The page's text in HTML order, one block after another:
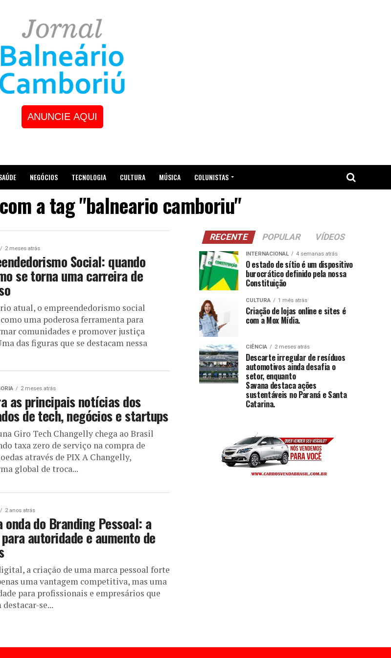
ANUNCIE AQUI
NEGÓCIOS TECNOLOGIA CULTURA MÚSICA COLUNISTAS
a tag "balneario camboriu"
2 meses atrás
Social: quando
se torna uma carreira de
atual, o empreendedorismo social
uma poderosa ferramenta para
comunidades e promover justiça
das figuras que se destacam nessa
2 meses atrás
as principais notícias dos
de tech, negócios e startups
Giro Tech Changelly chega ao Brasil
taxa zero de serviço na compra de
através de PIX A Changelly,
global de troca...
2 anos atrás
onda do Branding Pessoal: a
autoridade e aumento de
a criação de uma marca pessoal forte
uma vantagem competitiva, mas uma
para profissionais e empresários que
destacar-se...
RECENTE POPULAR VÍDEOS
INTERNACIONAL 4 semanas atrás
O estado de sítio é um dispositivo
burocrático definido pela nossa
Constituição
CULTURA 1 mês atrás
Criação de lojas online e sites é
com a Mox Mídia.
CIÊNCIA 2 meses atrás
Descarte irregular de resíduos
automotivos ainda desafia o
setor, enquanto
Savana destaca ações
sustentáveis no Paraná e Santa
Catarina.